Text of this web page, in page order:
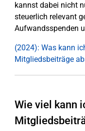
kannst dabei nicht
steuerlich relevant
Aufwandsspenden
(2024): Was kann
Mitgliedsbeiträge
Wie viel kann